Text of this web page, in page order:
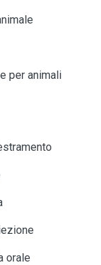
per animali
orale